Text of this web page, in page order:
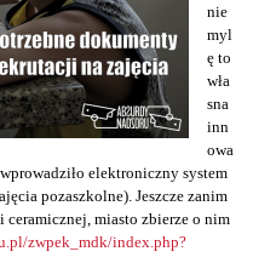
nie
myl
ę to
wła
sna
inn
owa
elektroniczny system
pozaszkolne). Jeszcze zanim
miasto zbierze o nim
zwpek_mdk/index.php?